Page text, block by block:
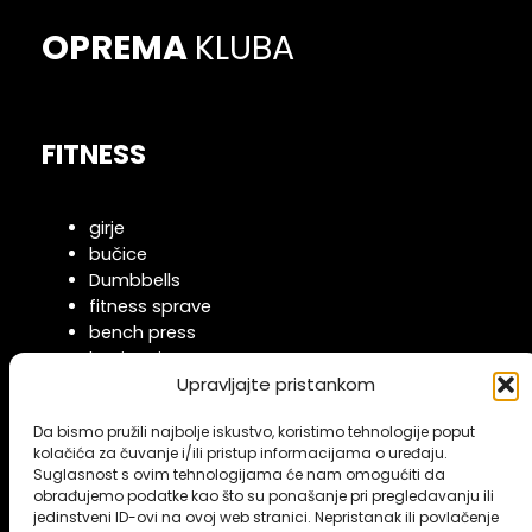
Upravljajte pristankom
Da bismo pružili najbolje iskustvo, koristimo tehnologije poput
kolačića za čuvanje i/ili pristup informacijama o uređaju.
Suglasnost s ovim tehnologijama će nam omogućiti da
obrađujemo podatke kao što su ponašanje pri pregledavanju ili
jedinstveni ID-ovi na ovoj web stranici. Nepristanak ili povlačenje
OPREMA KLUBA
FITNESS
girje
bučice
Dumbbells
fitness sprave
bench press
boxing ring
KARDIO
Steppers, ellipticaly, stairs, bikes